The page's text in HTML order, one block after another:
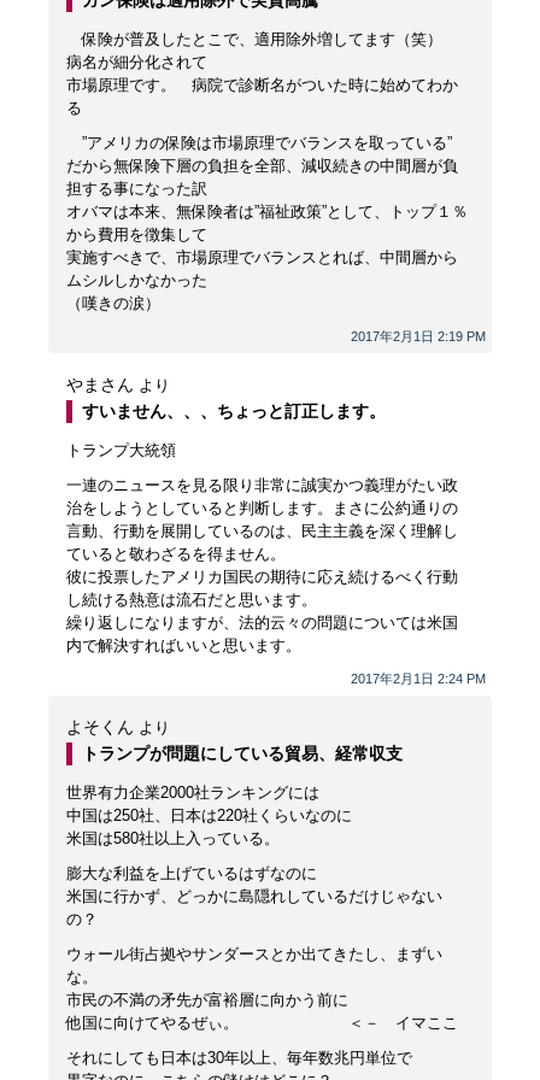
2017年2月1日 2:19 PM
保険が普及したとこで、適用除外増してます（笑）
病名が細分化されて
市場原理です。 病院で診断名がついた時に始めてわか
る
”アメリカの保険は市場原理でバランスを取っている”
だから無保険下層の負担を全部、減収続きの中間層が負
担する事になった訳
オバマは本来、無保険者は”福祉政策”として、トップ１％
から費用を徴集して
実施すべきで、市場原理でバランスとれば、中間層から
ムシルしかなかった
（嘆きの涙）
やまさん より
2017年2月1日 2:24 PM
すいません、、、ちょっと訂正します。
トランプ大統領
一連のニュースを見る限り非常に誠実かつ義理がたい政
治をしようとしていると判断します。まさに公約通りの
言動、行動を展開しているのは、民主主義を深く理解し
ていると敬わざるを得ません。
彼に投票したアメリカ国民の期待に応え続けるべく行動
し続ける熱意は流石だと思います。
繰り返しになりますが、法的云々の問題については米国
内で解決すればいいと思います。
よそくん より
トランプが問題にしている貿易、経常収支
世界有力企業2000社ランキングには
中国は250社、日本は220社くらいなのに
米国は580社以上入っている。
膨大な利益を上げているはずなのに
米国に行かず、どっかに島隠れしているだけじゃない
の？
ウォール街占拠やサンダースとか出てきたし、まずい
な。
市民の不満の矛先が富裕層に向かう前に
他国に向けてやるぜぃ。 ＜－ イマここ
それにしても日本は30年以上、毎年数兆円単位で